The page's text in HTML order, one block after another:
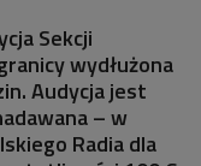
Sekcji
wydłużona
Audycja jest
– w
Radia dla